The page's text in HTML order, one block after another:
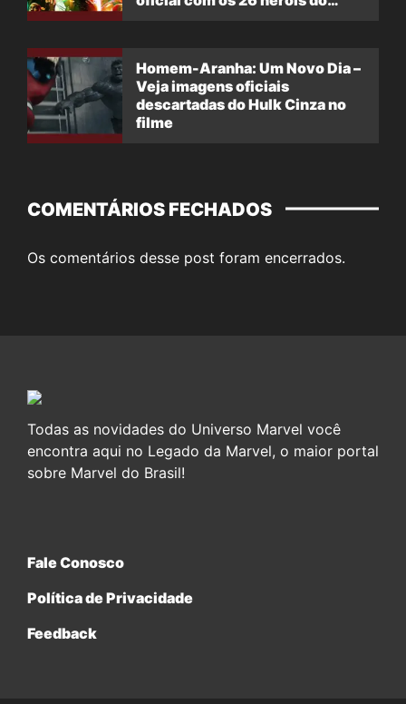
Homem-Aranha: Um Novo Dia –
Veja imagens oficiais
descartadas do Hulk Cinza no
filme
COMENTÁRIOS FECHADOS
Os comentários desse post foram encerrados.
Todas as novidades do Universo Marvel você
encontra aqui no Legado da Marvel, o maior portal
sobre Marvel do Brasil!
Fale Conosco
Política de Privacidade
Feedback